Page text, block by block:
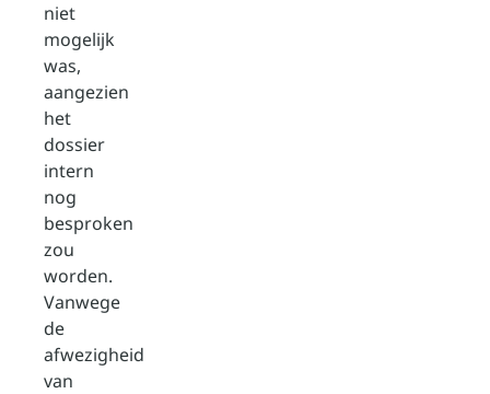
niet
mogelijk
was,
aangezien
het
dossier
intern
nog
besproken
zou
worden.
Vanwege
de
afwezigheid
van